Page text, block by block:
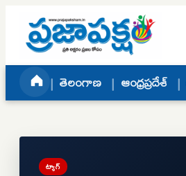
Skip to content
తెలంగాణ ఆంధ్రప్రదేశ్
ట్యాగ్